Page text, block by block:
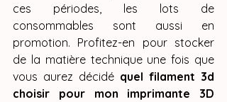
ces périodes, les lots de
consommables sont aussi en
promotion. Profitez-en pour stocker
de la matière technique une fois que
vous aurez décidé quel filament 3d
choisir pour mon imprimante 3D